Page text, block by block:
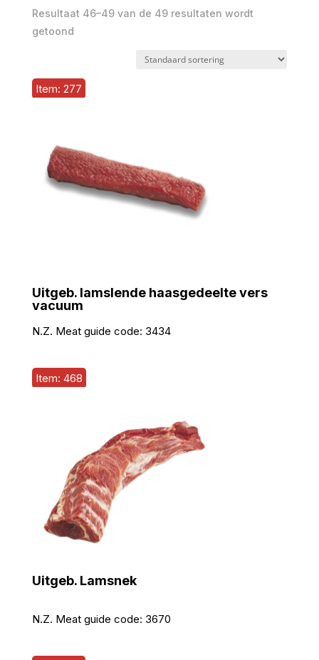
Resultaat 46–49 van de 49 resultaten wordt
getoond
Item: 277
Uitgeb. lamslende haasgedeelte vers
vacuum
N.Z. Meat guide code: 3434
Item: 468
Uitgeb. Lamsnek
N.Z. Meat guide code: 3670